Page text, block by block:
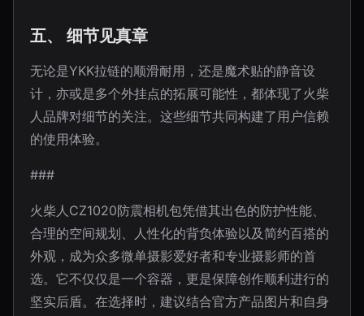
五、 细节见真章
无论是YKK拉链的顺滑耐用，还是魔术贴的静音设
计，亦或是多个外挂点的拓展可能性，都体现了火柴
人品牌对细节的关注。这些细节共同构建了用户信赖
的使用体验。
###
火柴人CZ1020防震相机包凭借其出色的防护性能、
合理的空间规划、人性化的背负体验以及简约百搭的
外观，成为众多微单摄影爱好者和专业摄影师的首
选。它不仅仅是一个容器，更是保障创作顺利进行的
坚实后盾。在选择时，建议结合官方产品图片和自身